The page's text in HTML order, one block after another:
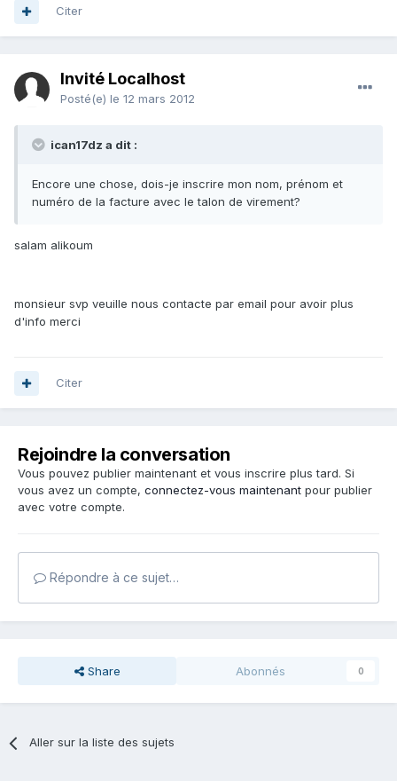
Citer
Invité Localhost
Posté(e) le 12 mars 2012
ican17dz a dit :
Encore une chose, dois-je inscrire mon nom, prénom et
numéro de la facture avec le talon de virement?
salam alikoum
monsieur svp veuille nous contacte par email pour avoir plus
d'info merci
Citer
Rejoindre la conversation
Vous pouvez publier maintenant et vous inscrire plus tard. Si
vous avez un compte, connectez-vous maintenant pour publier
avec votre compte.
Répondre à ce sujet…
Share Abonnés 0
Aller sur la liste des sujets